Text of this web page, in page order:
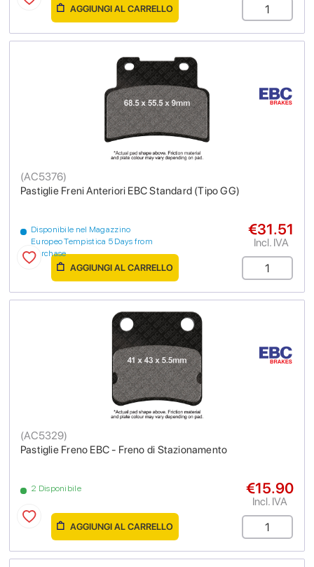
AGGIUNGI AL CARRELLO
Pastiglie Freni Anteriori EBC Standard (Tipo GG)
(AC5376)
Disponibile nel Magazzino
Europeo Tempistica 5 Days from
purchase
€31.51
Incl. IVA
AGGIUNGI AL CARRELLO
Pastiglie Freno EBC - Freno di Stazionamento
(AC5329)
2 Disponibile €15.90
Incl. IVA
AGGIUNGI AL CARRELLO